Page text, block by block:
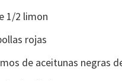
1/2 limon
rojas
de aceitunas negras